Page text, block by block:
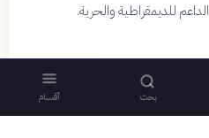
للديمقراطية والحرية.
برواية عبث الأقدار
برواية القاهرة الجديدة
بحث أقسام